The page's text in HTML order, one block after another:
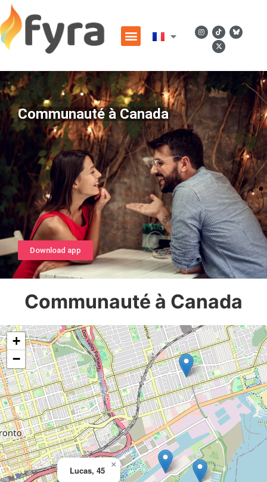
Communauté à Canada
Download app
Communauté à Canada
Lucas, 45
×
+
−